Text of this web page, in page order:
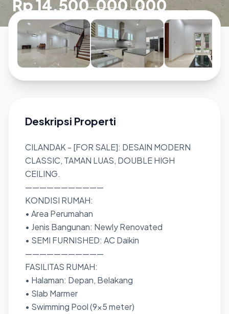
Rp 14.500.000.000
Deskripsi Properti
CILANDAK - [FOR SALE]: DESAIN MODERN
CLASSIC, TAMAN LUAS, DOUBLE HIGH
CEILING.
———————————
KONDISI RUMAH:
• Area Perumahan
• Jenis Bangunan: Newly Renovated
• SEMI FURNISHED: AC Daikin
———————————
FASILITAS RUMAH:
• Halaman: Depan, Belakang
• Slab Marmer
• Swimming Pool (9x5 meter)